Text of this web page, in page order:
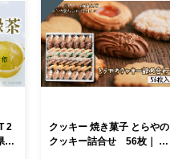
2
クッキー 焼き菓子 とらやの
クッキー詰合せ 56枚｜ 愛